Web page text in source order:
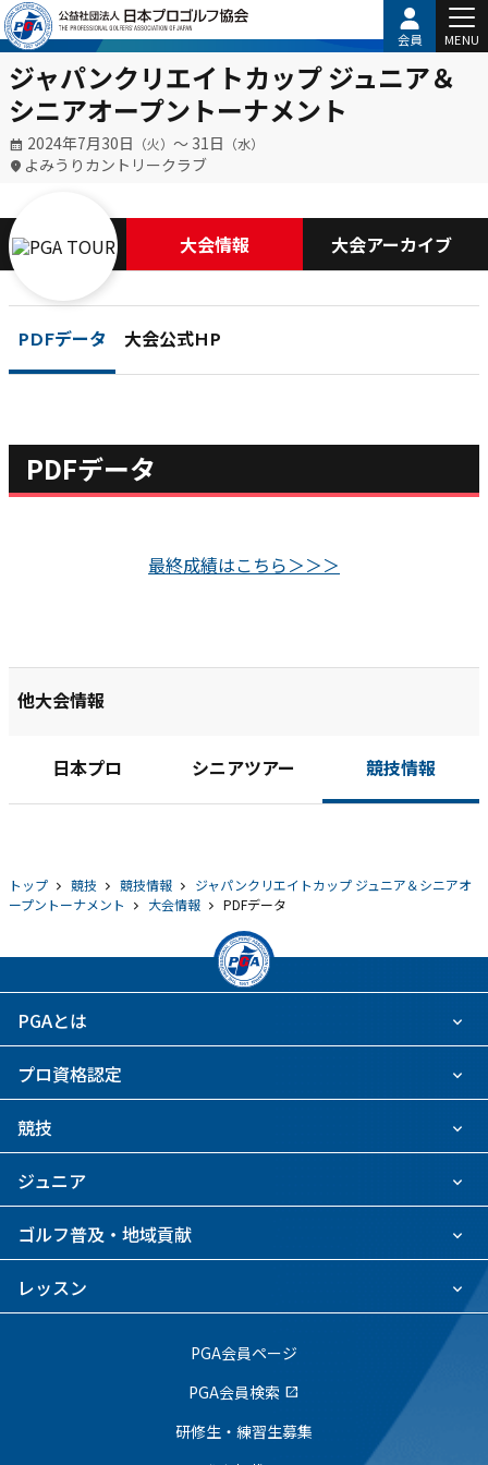
会員 MENU
ジャパンクリエイトカップ ジュニア＆
シニアオープントーナメント
2024年7月30日 （火） 〜 31日 （水）
よみうりカントリークラブ
大会情報 大会アーカイブ
PDFデータ 大会公式HP
PDFデータ
最終成績はこちら＞＞＞
他大会情報
日本プロ シニアツアー 競技情報
トップ 競技 競技情報
ジャパンクリエイトカップ ジュニア＆シニアオ
ープントーナメント
大会情報 PDFデータ
PGAとは
プロ資格認定
競技
ジュニア
ゴルフ普及・地域貢献
レッスン
PGA会員ページ
PGA会員検索 open_in_new
研修生・練習生募集